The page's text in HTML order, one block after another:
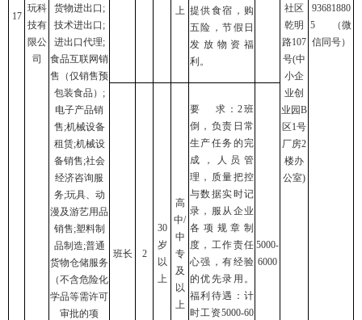
17
玩科
技有
限公
司
货物进出口;
技术进出口;
进出口代理;
食品互联网销
售（仅销售预
包装食品）;
电子产品销
售;机械设备
租赁;机械设
备销售;社会
经济咨询服
务;玩具、动
漫及游艺用品
销售;塑料制
品制造;普通
货物仓储服务
（不含危险化
学品等需许可
审批的项
社区
乾明
路107
号(中
小企
业创
业园B
区1号
厂房2
楼办
公室)
93681880
5 （微
信同号）
上 提供食宿，购
五险，节假日
发放物资福
利。
班长 2
30
岁
以
上
高
中/
中
专
及
以
上
要 求：2班
倒，负责日常
生产任务的完
成，人员管
理，质量把控
与数据实时记
录，服从企业
各项规章制
度，工作责任
心强，有经验
的优先录用。
福利待遇：计
时工资5000-60
5000-
6000